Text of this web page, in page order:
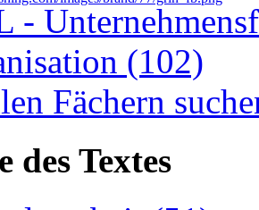
-
(102)
Fächern
des Textes